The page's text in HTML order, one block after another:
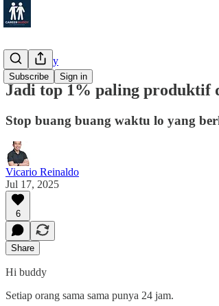
Subscribe Sign in
Productivity
Jadi top 1% paling produktif
Stop buang buang waktu lo yang
Vicario Reinaldo
Jul 17, 2025
6
Share
Hi buddy
Setiap orang sama sama punya 24 jam.